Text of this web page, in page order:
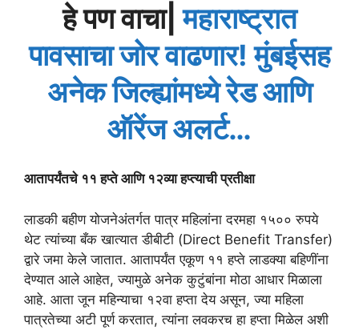
हे पण वाचा|महाराष्ट्रात
पावसाचा जोर वाढणार! मुंबईसह
अनेक जिल्ह्यांमध्ये रेड आणि
ऑरेंज अलर्ट…
आतापर्यंतचे ११ हप्ते आणि १२व्या हप्त्याची प्रतीक्षा
लाडकी बहीण योजनेअंतर्गत पात्र महिलांना दरमहा १५०० रुपये
थेट त्यांच्या बँक खात्यात डीबीटी (Direct Benefit Transfer)
द्वारे जमा केले जातात. आतापर्यंत एकूण ११ हप्ते लाडक्या बहिणींना
देण्यात आले आहेत, ज्यामुळे अनेक कुटुंबांना मोठा आधार मिळाला
आहे. आता जून महिन्याचा १२वा हप्ता देय असून, ज्या महिला
पात्रतेच्या अटी पूर्ण करतात, त्यांना लवकरच हा हप्ता मिळेल अशी